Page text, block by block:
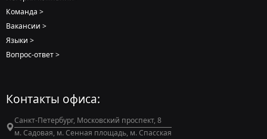
Команда
Вакансии
Языки
Вопрос-ответ
Контакты офиса:
Санкт-Петербург, Московский проспект, 8
м. Садовая, м. Сенная площадь, м. Спасская